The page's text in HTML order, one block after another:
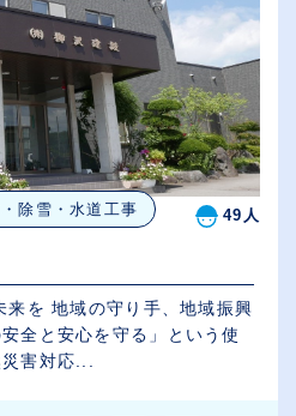
除雪・水道工事 49人
全と安心を守る」という使
害対応...